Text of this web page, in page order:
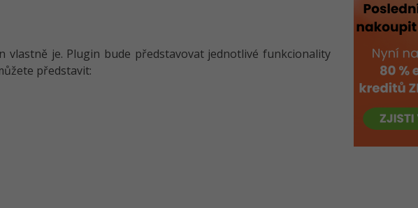
je. Plugin bude představovat jednotlivé funkcionality
představit: